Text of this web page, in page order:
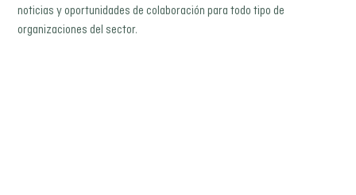
noticias y oportunidades de colaboración para todo tipo de
organizaciones del sector.